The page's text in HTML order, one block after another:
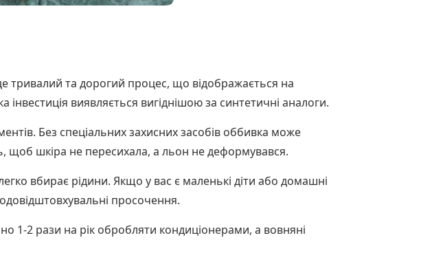
тривалий та дорогий процес, що відображається на
інвестиція виявляється вигіднішою за синтетичні аналоги.
Без спеціальних захисних засобів оббивка може
щоб шкіра не пересихала, а льон не деформувався.
вбирає рідини. Якщо у вас є маленькі діти або домашні
просочення.
1-2 рази на рік обробляти кондиціонерами, а вовняні